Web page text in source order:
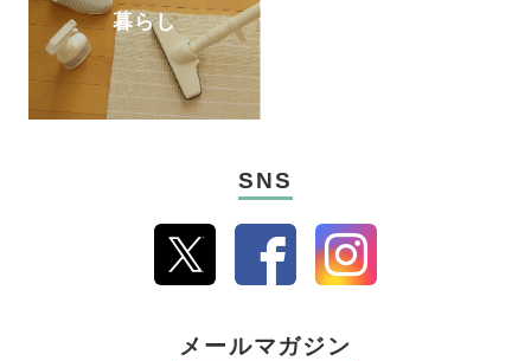
暮らし
SNS
メールマガジン